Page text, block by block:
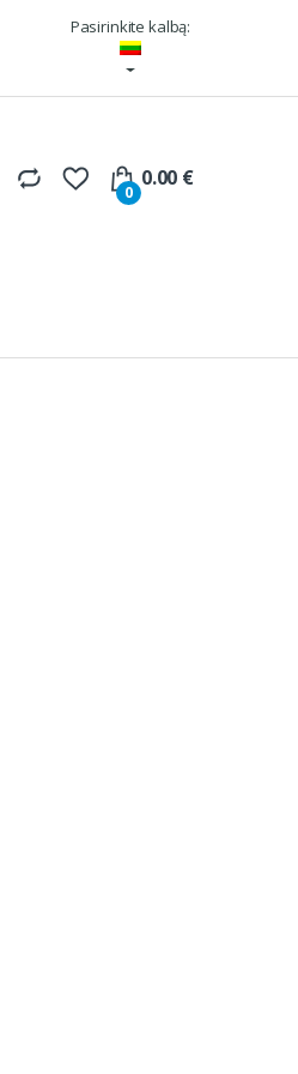
Pasirinkite kalbą:
0
0.00 €